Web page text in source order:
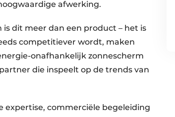
afwerking.
dit meer dan een product – het is
competitiever wordt, maken
onafhankelijk zonnescherm
die inspeelt op de trends van
commerciële begeleiding